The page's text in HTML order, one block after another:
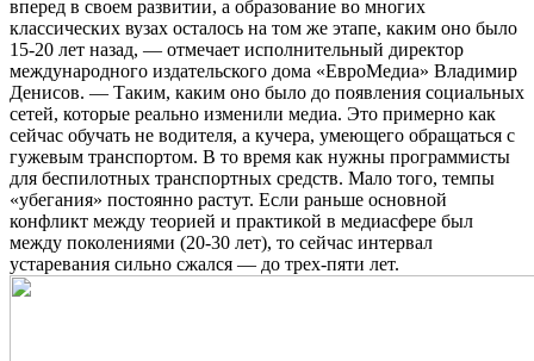
вперед в своем развитии, а образование во многих
классических вузах осталось на том же этапе, каким оно было
15-20 лет назад, — отмечает исполнительный директор
международного издательского дома «ЕвроМедиа» Владимир
Денисов. — Таким, каким оно было до появления социальных
сетей, которые реально изменили медиа. Это примерно как
сейчас обучать не водителя, а кучера, умеющего обращаться с
гужевым транспортом. В то время как нужны программисты
для беспилотных транспортных средств. Мало того, темпы
«убегания» постоянно растут. Если раньше основной
конфликт между теорией и практикой в медиасфере был
между поколениями (20-30 лет), то сейчас интервал
устаревания сильно сжался — до трех-пяти лет.